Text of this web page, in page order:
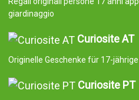
giardinaggio
Curiosite AT
Originelle Geschenke für 17-
Curiosite PT